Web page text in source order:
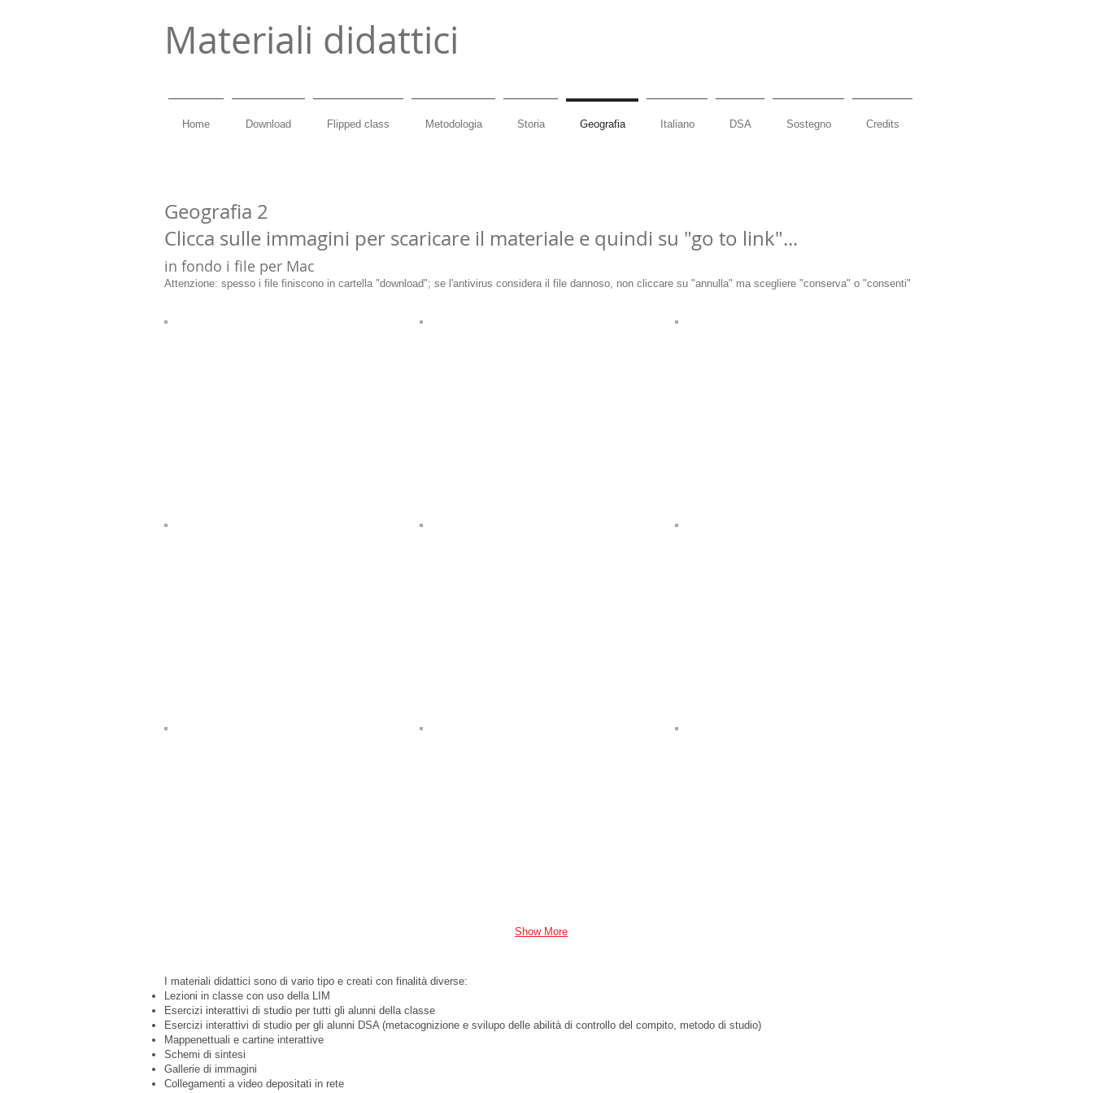
Materiali didattici
Home Download Flipped class Metodologia Storia Geografia Italiano DSA Sostegno Credits
Geografia 2
Clicca sulle immagini per scaricare il materiale e quindi su "go to link"...
in fondo i file per Mac
Attenzione: spesso i file finiscono in cartella "download"; se l'antivirus considera il file dannoso, non cliccare su "annulla" ma scegliere "conserva" o "consenti"
Show More
I materiali didattici sono di vario tipo e creati con finalità diverse:
Lezioni in classe con uso della LIM
Esercizi interattivi di studio per tutti gli alunni della classe
Esercizi interattivi di studio per gli alunni DSA (metacognizione e svilupo delle abilità di controllo del compito, metodo di studio)
Mappenettuali e cartine interattive
Schemi di sintesi
Gallerie di immagini
Collegamenti a video depositati in rete